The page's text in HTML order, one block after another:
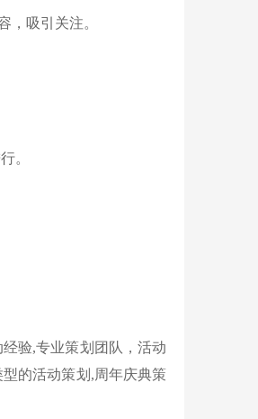
，吸引关注。
。
验,专业策划团队，活动
的活动策划,周年庆典策